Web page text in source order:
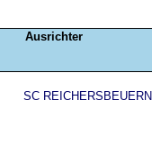
Ausrichter
SC REICHERSBEUERN